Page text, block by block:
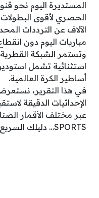
الحصري لأقوى البطولات
مباريات اليوم دون
وتستمر الشبكة
استثنائية تشمل
أساطير الكرة العالمية.
في هذا التقرير،
الإحداثيات الدقيقة
SPORTS… دليلك السريع لضبط الشبكة الرياضية الأشهر